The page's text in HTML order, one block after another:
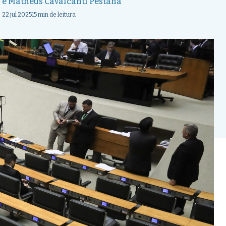
22 jul 202515 min de leitura